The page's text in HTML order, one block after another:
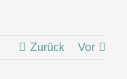
Zurück Vor